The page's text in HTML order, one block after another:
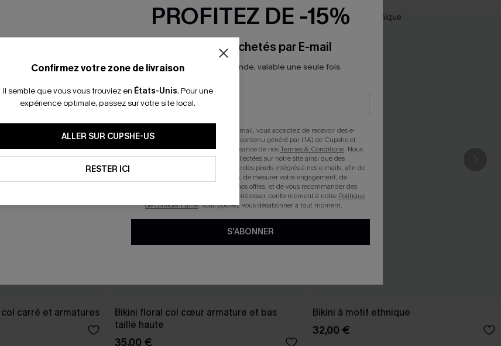
carré et armatures
Bikini floral col cœur armature et bas
taille haute
35,00 €
Bikini à motif ethnique
32,00 €
Confirmez votre zone de livraison
Il semble que vous vous trouviez en États-Unis. Pour une
expérience optimale, passez sur votre site local.
ALLER SUR CUPSHE-US
RESTER ICI
PROFITEZ DE -15%
-15% dès 2 Achetés par E-mail
*Un code par commande, valable une seule fois.
En soumettant votre adresse e-mail, vous acceptez de recevoir des e-
mails marketing (y compris du contenu généré par l'IA) de Cupshe et
reconnaissez avoir pris connaissance de nosTermes & Conditions. Nous
pouvons utiliser les données collectées sur notre site ainsi que des
technologies de suivi, telles que des pixels intégrés à nos e-mails, afin de
savoir si ceux-ci ont été ouverts, de mesurer votre engagement, de
personnaliser nos contenus et nos offres, et de vous recommander des
produits susceptibles de vous intéresser, conformément à notre Politique
de confidentialité. Vous pouvez vous désabonner à tout moment.
S'ABONNER